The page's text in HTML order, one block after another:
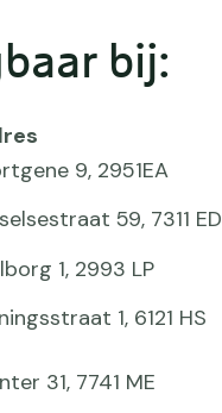
bij:
9, 2951EA
59, 7311 ED
1, 2993 LP
1, 6121 HS
31, 7741 ME